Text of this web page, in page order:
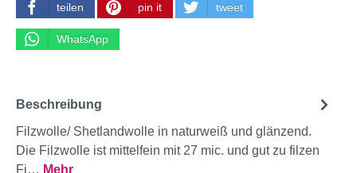
teilen pin it tweet
WhatsApp
Beschreibung
Filzwolle/ Shetlandwolle in naturweiß und glänzend.
Die Filzwolle ist mittelfein mit 27 mic. und gut zu filzen
Fi… Mehr